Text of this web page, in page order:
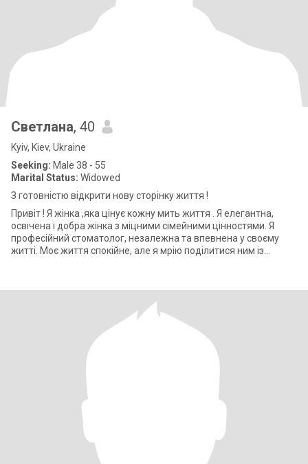
Светлана, 40
Kyiv, Kiev, Ukraine
Seeking: Male 38 - 55
Marital Status: Widowed
З готовністю відкрити нову сторінку життя !
Привіт ! Я жінка ,яка цінує кожну мить життя . Я елегантна,
освічена і добра жінка з міцними сімейними цінностями. Я
професійний стоматолог, незалежна та впевнена у своєму
житті. Моє життя спокійне, але я мрію поділитися ним із